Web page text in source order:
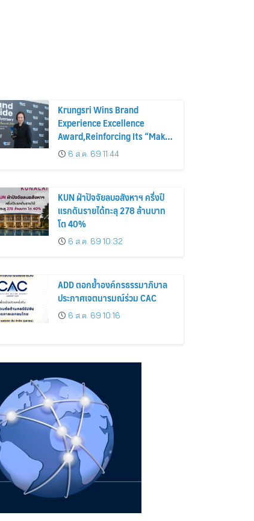
Krungsri Wins Brand
Experience Excellence
Award,Reinforcing Its “Make
Life Simple” Brand Promise
6 ส.ค. 69 11:44
KUN ฝ่าปัจจัยลบอสังหาฯ ครึ่งปี
แรกดันรายได้ทะลุ 278 ล้านบาท
โต 40%
6 ส.ค. 69 10:32
ADD ตอกย้ำองค์กรธรรมาภิบาล
ประกาศเจตนารมณ์ร่วม CAC
6 ส.ค. 69 10:16